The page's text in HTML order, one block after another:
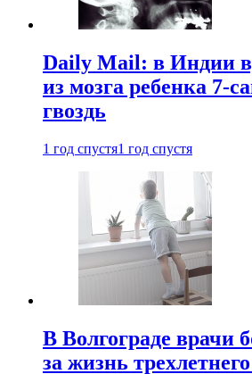
Daily Mail: в Индии
из мозга ребенка 7-
гвоздь
1 год спустя1 год спустя
В Волгограде врачи
за жизнь